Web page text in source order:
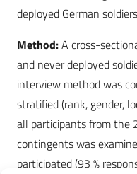
deployed German
Method:A cross-
and never deployed
interview method was
stratified (rank, gender,
all participants from the
contingents was
participated (93 %